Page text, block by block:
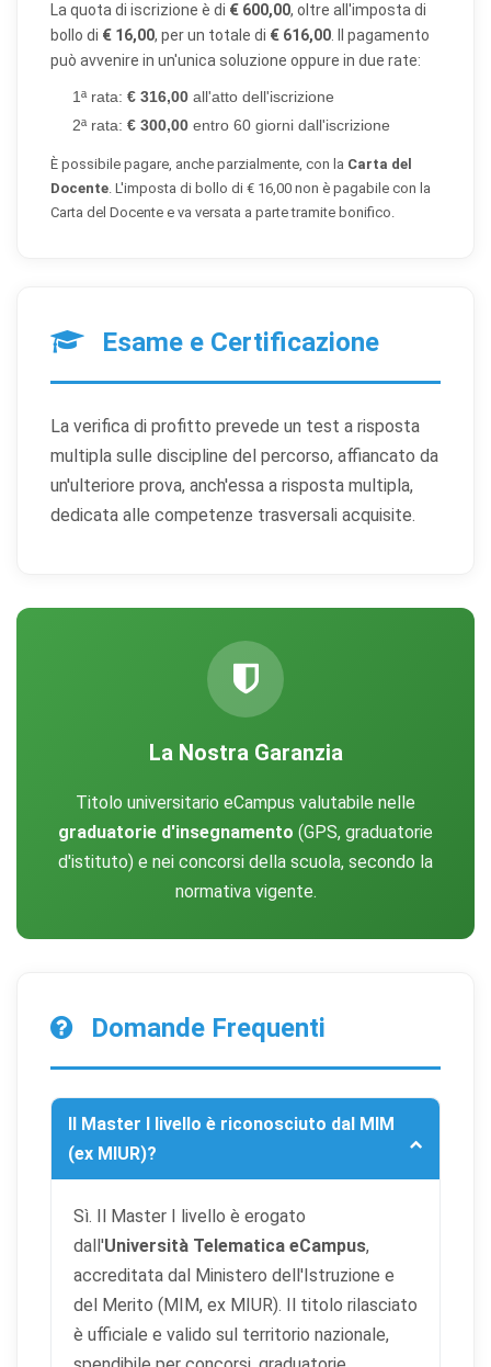
La quota di iscrizione è di € 600,00, oltre all'imposta di
bollo di € 16,00, per un totale di € 616,00 . Il pagamento
può avvenire in un'unica soluzione oppure in due rate:
1ª rata: € 316,00 all'atto dell'iscrizione
2ª rata: € 300,00 entro 60 giorni dall'iscrizione
È possibile pagare, anche parzialmente, con la Carta del
Docente. L'imposta di bollo di € 16,00 non è pagabile con la
Carta del Docente e va versata a parte tramite bonifico.
Esame e Certificazione
La verifica di profitto prevede un test a risposta
multipla sulle discipline del percorso, affiancato da
un'ulteriore prova, anch'essa a risposta multipla,
dedicata alle competenze trasversali acquisite.
La Nostra Garanzia
Titolo universitario eCampus valutabile nelle
graduatorie d'insegnamento (GPS, graduatorie
d'istituto) e nei concorsi della scuola, secondo la
normativa vigente.
Domande Frequenti
Il Master I livello è riconosciuto dal MIM
(ex MIUR)?
Sì. Il Master I livello è erogato
dall'Università Telematica eCampus,
accreditata dal Ministero dell'Istruzione e
del Merito (MIM, ex MIUR). Il titolo rilasciato
è ufficiale e valido sul territorio nazionale,
Scegli quali categorie di cookie vuoi accettare. I cookie
necessari sono sempre attivi perché indispensabili al
funzionamento del sito.
Cookie necessari Sempre attivi
Indispensabili al funzionamento del sito (sessione,
non può funzionare correttamente.
Cookie statistici
Aiutano a capire come gli utenti interagiscono con il
Cookie di marketing
Utilizzati da terze parti per tracciare l'utente attraverso
preferenze
tutti